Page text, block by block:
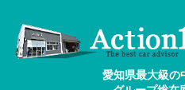
愛知県最大級の